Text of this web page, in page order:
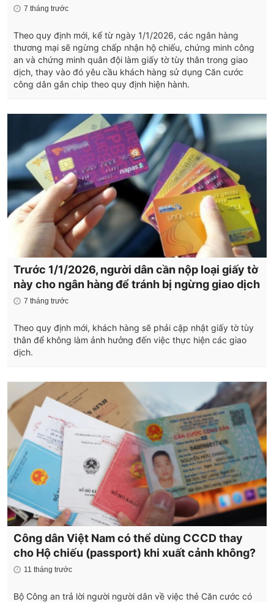
7 tháng trước
Theo quy định mới, kể từ ngày 1/1/2026, các ngân hàng
thương mại sẽ ngừng chấp nhận hộ chiếu, chứng minh công
an và chứng minh quân đội làm giấy tờ tùy thân trong giao
dịch, thay vào đó yêu cầu khách hàng sử dụng Căn cước
công dân gắn chip theo quy định hiện hành.
Trước 1/1/2026, người dân cần nộp loại giấy tờ
này cho ngân hàng để tránh bị ngừng giao dịch
7 tháng trước
Theo quy định mới, khách hàng sẽ phải cập nhật giấy tờ tùy
thân để không làm ảnh hưởng đến việc thực hiện các giao
dịch.
Công dân Việt Nam có thể dùng CCCD thay
cho Hộ chiếu (passport) khi xuất cảnh không?
11 tháng trước
Bộ Công an trả lời người người dân về việc thẻ Căn cước có